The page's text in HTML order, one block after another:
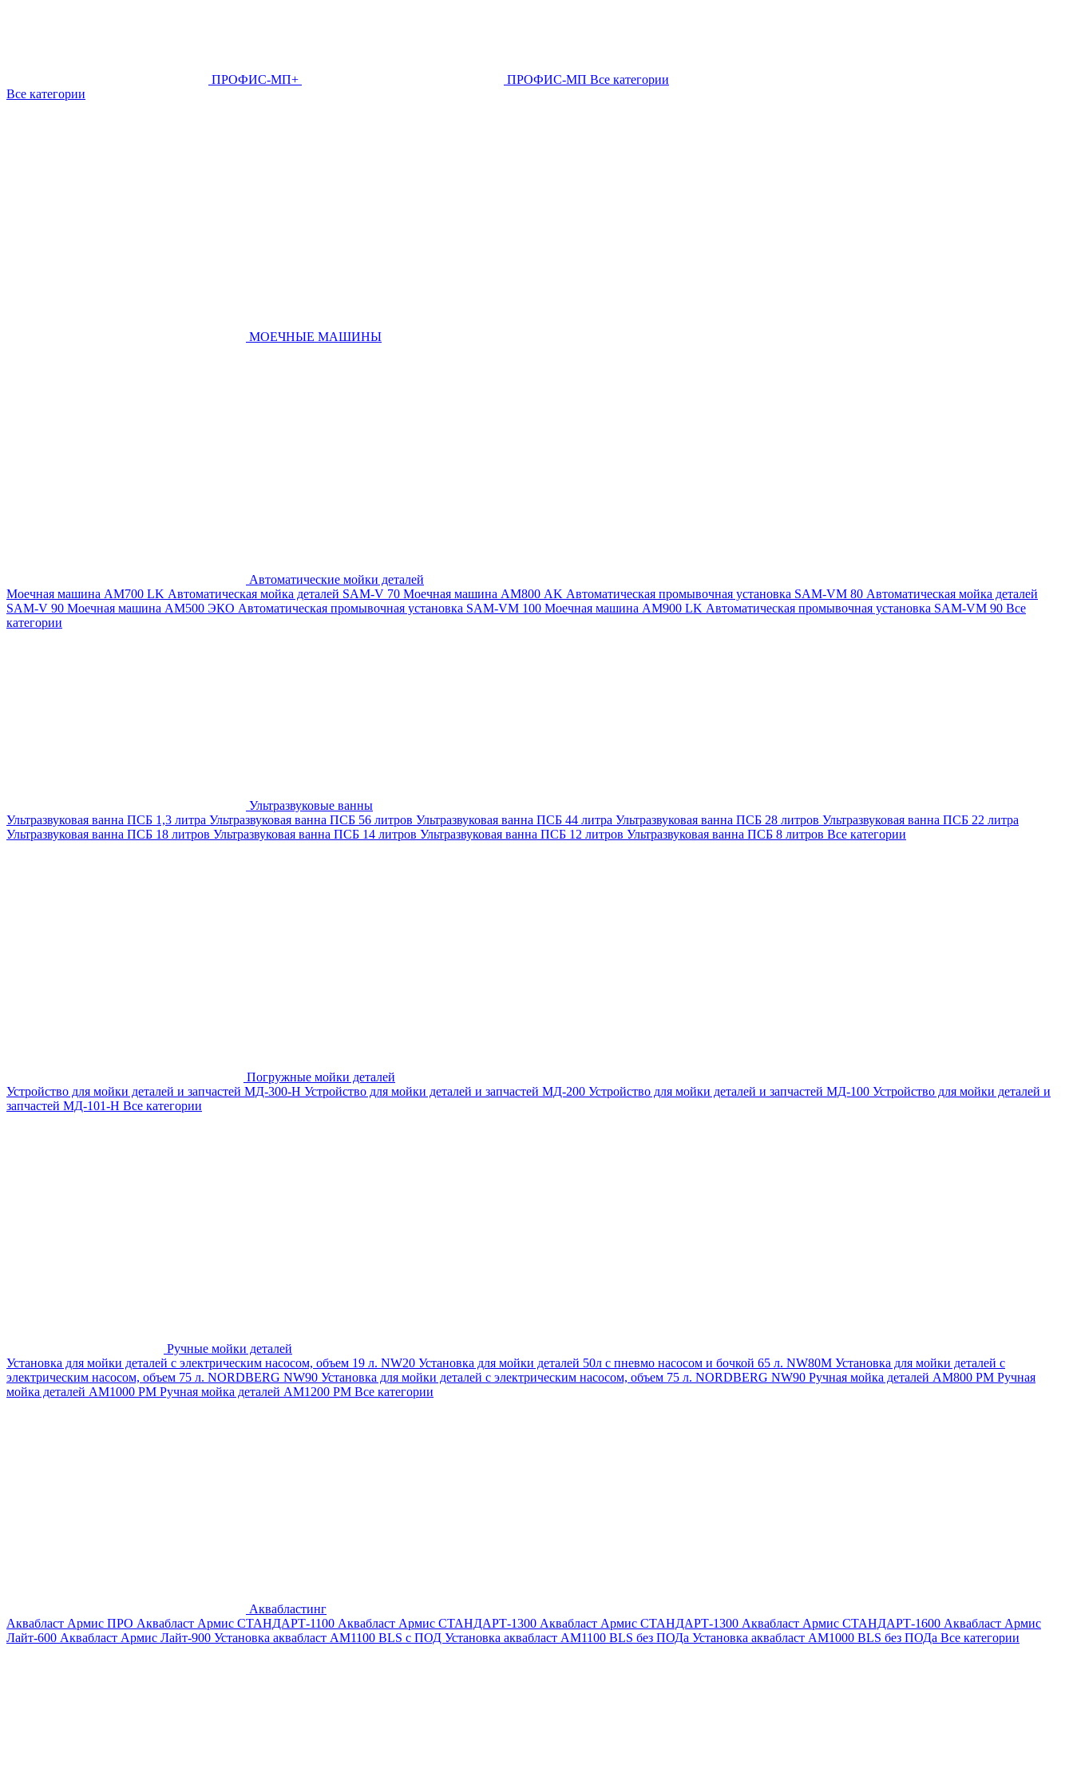
ПРОФИС-МП+ ПРОФИС-МП Все категории
Все категории
МОЕЧНЫЕ МАШИНЫ
Автоматические мойки деталей
Моечная машина AM700 LK Автоматическая мойка деталей SAM-V 70 Моечная машина АМ800 AK Автоматическая промывочная установка SAM-VM 80 Автоматическая мойка деталей
SAM-V 90 Моечная машина АМ500 ЭКО Автоматическая промывочная установка SAM-VM 100 Моечная машина AM900 LK Автоматическая промывочная установка SAM-VM 90 Все
категории
Ультразвуковые ванны
Ультразвуковая ванна ПСБ 1,3 литра Ультразвуковая ванна ПСБ 56 литров Ультразвуковая ванна ПСБ 44 литра Ультразвуковая ванна ПСБ 28 литров Ультразвуковая ванна ПСБ 22 литра
Ультразвуковая ванна ПСБ 18 литров Ультразвуковая ванна ПСБ 14 литров Ультразвуковая ванна ПСБ 12 литров Ультразвуковая ванна ПСБ 8 литров Все категории
Погружные мойки деталей
Устройство для мойки деталей и запчастей МД-300-H Устройство для мойки деталей и запчастей МД-200 Устройство для мойки деталей и запчастей МД-100 Устройство для мойки деталей и
запчастей МД-101-Н Все категории
Ручные мойки деталей
Установка для мойки деталей с электрическим насосом, объем 19 л. NW20 Установка для мойки деталей 50л с пневмо насосом и бочкой 65 л. NW80M Установка для мойки деталей с
электрическим насосом, объем 75 л. NORDBERG NW90 Установка для мойки деталей с электрическим насосом, объем 75 л. NORDBERG NW90 Ручная мойка деталей АМ800 РМ Ручная
мойка деталей АМ1000 РМ Ручная мойка деталей АМ1200 РМ Все категории
Аквабластинг
Аквабласт Армис ПРО Аквабласт Армис СТАНДАРТ-1100 Аквабласт Армис СТАНДАРТ-1300 Аквабласт Армис СТАНДАРТ-1300 Аквабласт Армис СТАНДАРТ-1600 Аквабласт Армис
Лайт-600 Аквабласт Армис Лайт-900 Установка аквабласт AM1100 BLS с ПОД Установка аквабласт AM1100 BLS без ПОДа Установка аквабласт AM1000 BLS без ПОДа Все категории